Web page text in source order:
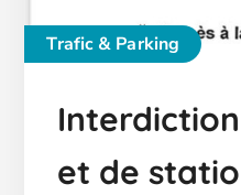
Trafic & Parking
et de